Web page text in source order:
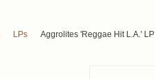
LPs Aggrolites 'Reggae Hit L.A.'